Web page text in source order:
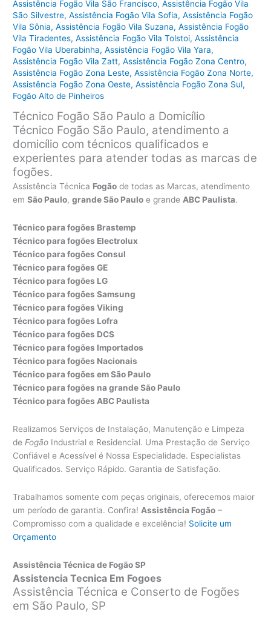
Assistência Fogão Vila São Francisco,Assistência Fogão Vila
São Silvestre,Assistência Fogão Vila Sofia,Assistência Fogão
Vila Sônia,Assistência Fogão Vila Suzana,Assistência Fogão
Vila Tiradentes,Assistência Fogão Vila Tolstoi,Assistência
Fogão Vila Uberabinha,Assistência Fogão Vila Yara,
Assistência Fogão Vila Zatt,Assistência Fogão Zona Centro,
Assistência Fogão Zona Leste,Assistência Fogão Zona Norte,
Assistência Fogão Zona Oeste,Assistência Fogão Zona Sul,
Fogão Alto de Pinheiros
Técnico Fogão São Paulo a Domicílio
Técnico Fogão São Paulo, atendimento a
domicílio com técnicos qualificados e
experientes para atender todas as marcas de
fogões.
Assistência Técnica Fogão de todas as Marcas, atendimento
emSão Paulo,grande São Paulo e grandeABC Paulista.
Técnico para fogões Brastemp
Técnico para fogões Electrolux
Técnico para fogões Consul
Técnico para fogões GE
Técnico para fogões LG
Técnico para fogões Samsung
Técnico para fogões Viking
Técnico para fogões Lofra
Técnico para fogões DCS
Técnico para fogões Importados
Técnico para fogões Nacionais
Técnico para fogões em São Paulo
Técnico para fogões na grande São Paulo
Técnico para fogões ABC Paulista
Realizamos Serviços de Instalação, Manutenção e Limpeza
deFogão Industrial e Residencial. Uma Prestação de Serviço
Confiável e Acessível é Nossa Especialidade. Especialistas
Qualificados. Serviço Rápido. Garantia de Satisfação.
Trabalhamos somente com peças originais, oferecemos maior
um período de garantia. Confira!Assistência Fogão –
Compromisso com a qualidade e excelência! Solicite um
Orçamento
Assistência Técnica de Fogão SP
Assistencia Tecnica Em Fogoes
Assistência Técnica e Conserto de Fogões
em São Paulo, SP